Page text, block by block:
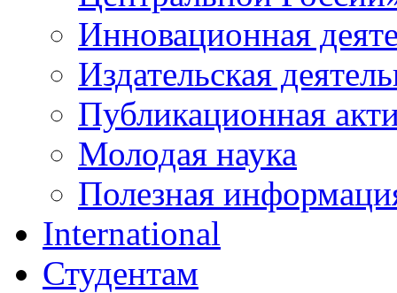
Инновационная
Издательская
Публикационная
Молодая наука
Полезная
International
Студентам